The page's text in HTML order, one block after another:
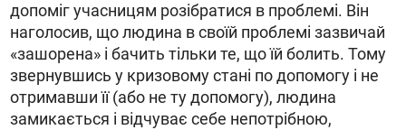
допоміг учасницям розібратися в проблемі. Він
наголосив, що людина в своїй проблемі зазвичай
«зашорена» і бачить тільки те, що їй болить. Тому
звернувшись у кризовому стані по допомогу і не
отримавши її (або не ту допомогу), людина
замикається і відчуває себе непотрібною,